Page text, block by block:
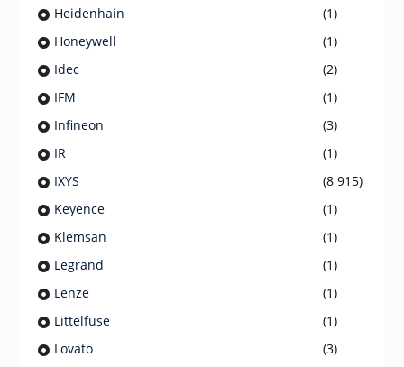
Heidenhain
(1)
Honeywell
(1)
Idec
(2)
IFM
(1)
Infineon
(3)
IR
(1)
IXYS
(8 915)
Keyence
(1)
Klemsan
(1)
Legrand
(1)
Lenze
(1)
Littelfuse
(1)
Lovato
(3)